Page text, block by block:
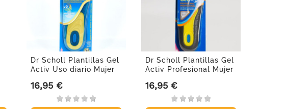
Dr Scholl Plantillas Gel
Activ Uso diario Mujer
Precio
16,95 €
Dr Scholl Plantillas Gel
Activ Profesional Mujer
Precio
16,95 €